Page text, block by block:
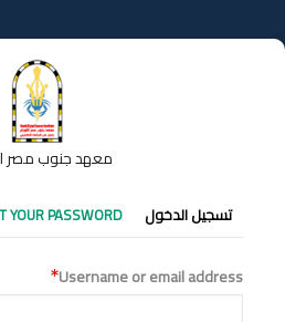
إلى
المحتوى
معهد جنوب مصر
التبويبات
الأساسية
تسجيل الدخول YOUR PASSWORD
Username or email address